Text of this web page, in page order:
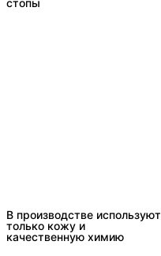
В производстве используют
только кожу и
качественную химию